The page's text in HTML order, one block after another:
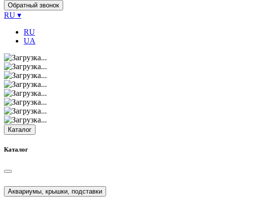
Обратный звонок
RU ▾
RU
UA
Каталог
Каталог
Аквариумы, крышки, подставки